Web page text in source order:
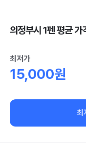
의정부시 1펜 평균
최저가
15,000원
최